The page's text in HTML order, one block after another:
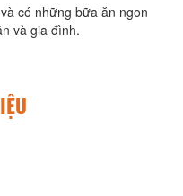
có những bữa ăn ngon
và gia đình.